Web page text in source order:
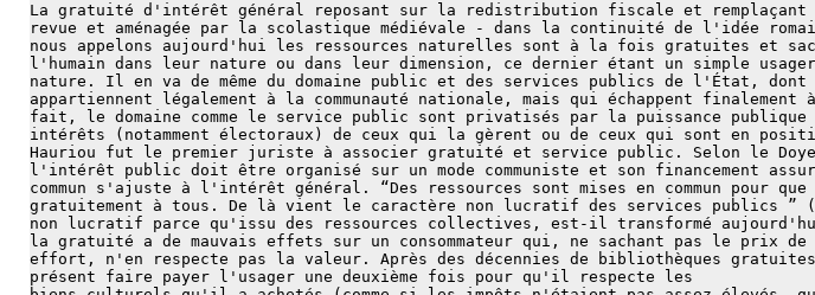
La gratuité d'intérêt général reposant sur la redistribution fiscale et remplaçant
revue et aménagée par la scolastique médiévale - dans la continuité de l'idée
nous appelons aujourd'hui les ressources naturelles sont à la fois gratuites et
l'humain dans leur nature ou dans leur dimension, ce dernier étant un simple
nature. Il en va de même du domaine public et des services publics de l'État,
appartiennent légalement à la communauté nationale, mais qui échappent
fait, le domaine comme le service public sont privatisés par la puissance
intérêts (notamment électoraux) de ceux qui la gèrent ou de ceux qui sont en
Hauriou fut le premier juriste à associer gratuité et service public. Selon le
l'intérêt public doit être organisé sur un mode communiste et son financement
commun s'ajuste à l'intérêt général. “Des ressources sont mises en commun pour
gratuitement à tous. De là vient le caractère non lucratif des services publics ”
non lucratif parce qu'issu des ressources collectives, est-il transformé
la gratuité a de mauvais effets sur un consommateur qui, ne sachant pas le prix
effort, n'en respecte pas la valeur. Après des décennies de bibliothèques
présent faire payer l'usager une deuxième fois pour qu'il respecte les